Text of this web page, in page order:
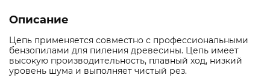
Описание
Цепь применяется совместно с профессиональными
бензопилами для пиления древесины. Цепь имеет
высокую производительность, плавный ход, низкий
уровень шума и выполняет чистый рез.